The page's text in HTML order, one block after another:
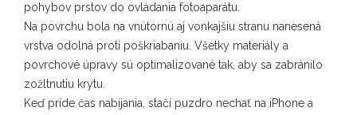
pohybov prstov do ovládania fotoaparátu.
Na povrchu bola na vnútornú aj vonkajšiu stranu nanesená
vrstva odolná proti poškriabaniu. Všetky materiály a
povrchové úpravy sú optimalizované tak, aby sa zabránilo
zožltnutiu krytu.
Keď príde čas nabíjania, stačí puzdro nechať na iPhone a